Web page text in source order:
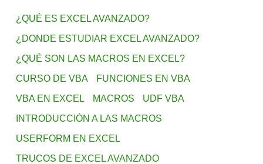
¿QUÉ ES EXCEL AVANZADO?
¿DONDE ESTUDIAR EXCEL AVANZADO?
¿QUÉ SON LAS MACROS EN EXCEL?
CURSO DE VBA
FUNCIONES EN VBA
VBA EN EXCEL
MACROS
UDF VBA
INTRODUCCIÓN A LAS MACROS
USERFORM EN EXCEL
TRUCOS DE EXCEL AVANZADO